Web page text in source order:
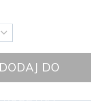
DODAJ DO
KOSZYKA